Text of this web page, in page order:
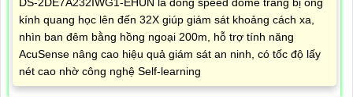
kính quang học lên đến 32X giúp giám sát khoảng cách xa,
nhìn ban đêm bằng hồng ngoại 200m, hỗ trợ tính năng
AcuSense nâng cao hiệu quả giám sát an ninh, có tốc độ lấy
nét cao nhờ công nghệ Self-learning